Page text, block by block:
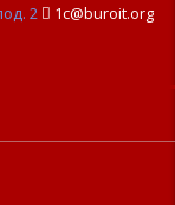
2  1c@buroit.org